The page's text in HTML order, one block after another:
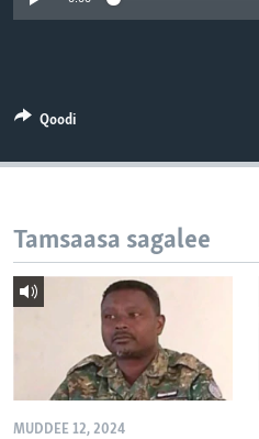
Qoodi
Tamsaasa sagalee
MUDDEE 12, 2024